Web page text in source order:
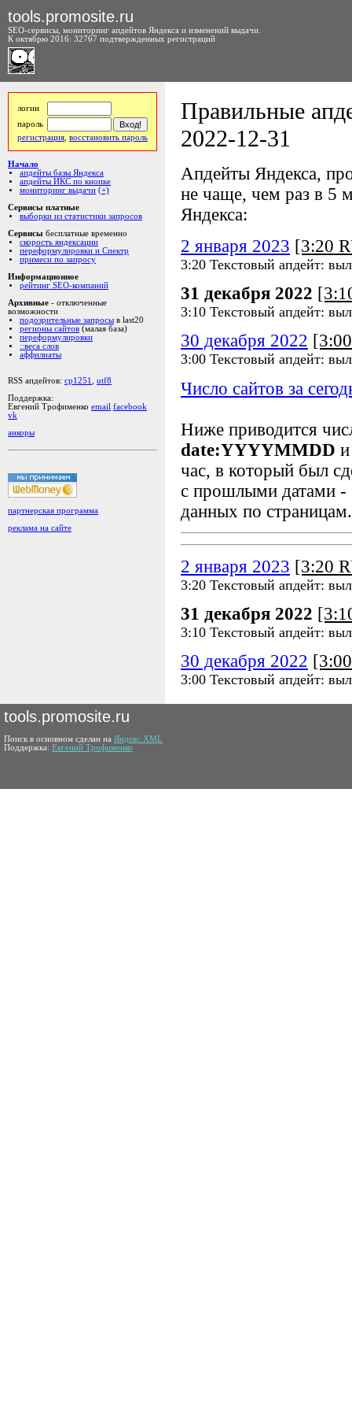
tools.promosite.ru
SEO-сервисы, мониторинг апдейтов Яндекса и изменений выдачи.
К октябрю 2016: 32767 подтвержденных регистраций
логин
пароль
регистрация восстановить пароль
Начало
апдейты базы Яндекса
апдейты ИКС по кнопке
мониторинг выдачи (+)
Сервисы платные
выборки из статистики запросов
Сервисы бесплатные временно
скорость яндексации
переформулировки и Спектр
примеси по запросу
Информационное
рейтинг SEO-компаний
Архивные - отключенные
возможности
подозрительные запросы в last20
регионы сайтов (малая база)
переформулировки
::веса слов
аффилиаты
RSS апдейтов: cp1251
utf8
Поддержка:
Евгений Трофименко email facebook
vk
анкоры
партнерская программа
реклама на сайте
Правильные
2022-12-31
Апдейты Яндекса,
не чаще, чем раз в 5
Яндекса:
2 января 2023 [3:20
3:20 Текстовый апдейт:
31 декабря 2022
3:10 Текстовый апдейт:
30 декабря 2022
3:00 Текстовый апдейт:
Число сайтов за
Ниже приводится
date:YYYYMMDD
час, в который был
с прошлыми датами -
данных по страницам.
2 января 2023 [3:20
3:20 Текстовый апдейт:
31 декабря 2022
3:10 Текстовый апдейт:
30 декабря 2022
3:00 Текстовый апдейт:
tools.promosite.ru
Поиск в основном сделан на Яндекс.XML
Поддержка: Евгений Трофименко